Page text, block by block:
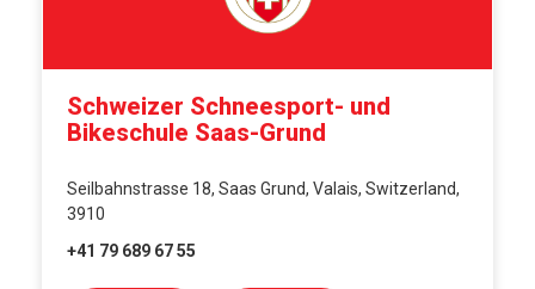
Schweizer Schneesport- und
Bikeschule Saas-Grund
Seilbahnstrasse 18, Saas Grund, Valais, Switzerland,
3910
+41 79 689 67 55